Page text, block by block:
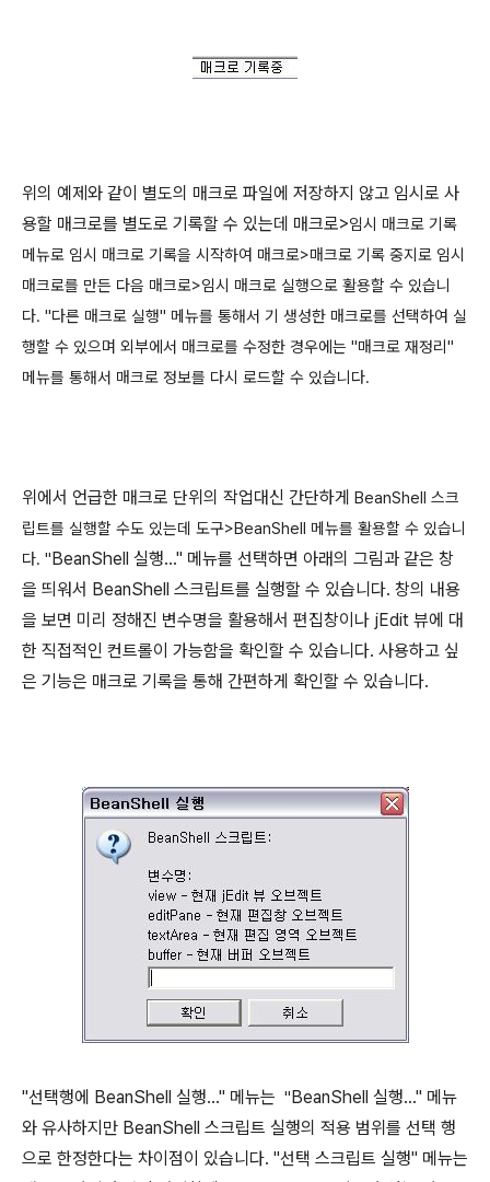
위의 예제와 같이 별도의 매크로 파일에 저장하지 않고 임시로 사
용할 매크로를 별도로 기록할 수 있는데 매크로>임시 매크로 기록
메뉴로 임시 매크로 기록을 시작하여 매크로>매크로 기록 중지로 임시
매크로를 만든 다음 매크로>임시 매크로 실행으로 활용할 수 있습니
다. "다른 매크로 실행" 메뉴를 통해서 기 생성한 매크로를 선택하여 실
행할 수 있으며 외부에서 매크로를 수정한 경우에는 "매크로 재정리"
메뉴를 통해서 매크로 정보를 다시 로드할 수 있습니다.
위에서 언급한 매크로 단위의 작업대신 간단하게 BeanShell 스크
립트를 실행할 수도 있는데 도구>BeanShell 메뉴를 활용할 수 있습니
다. "BeanShell 실행..." 메뉴를 선택하면 아래의 그림과 같은 창
을 띄워서 BeanShell 스크립트를 실행할 수 있습니다. 창의 내용
을 보면 미리 정해진 변수명을 활용해서 편집창이나 jEdit 뷰에 대
한 직접적인 컨트롤이 가능함을 확인할 수 있습니다. 사용하고 싶
은 기능은 매크로 기록을 통해 간편하게 확인할 수 있습니다.
"선택행에 BeanShell 실행..." 메뉴는 "BeanShell 실행..." 메뉴
와 유사하지만 BeanShell 스크립트 실행의 적용 범위를 선택 행
으로 한정한다는 차이점이 있습니다. "선택 스크립트 실행" 메뉴는